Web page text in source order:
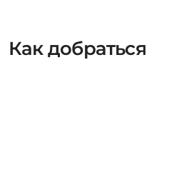
Как добраться